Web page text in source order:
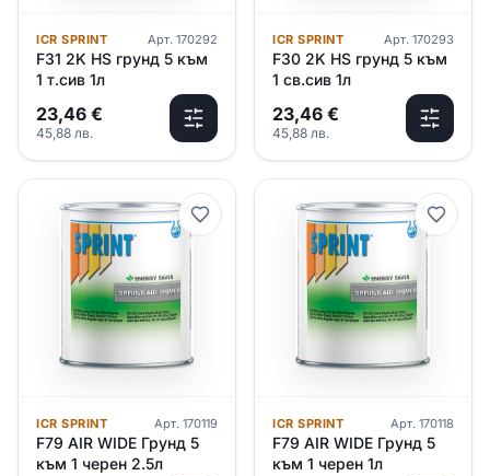
ICR SPRINT Арт. 170292
F31 2K HS грунд 5 към
1 т.сив 1л
23,46 €
45,88 лв.
ICR SPRINT Арт. 170293
F30 2K HS грунд 5 към
1 св.сив 1л
23,46 €
45,88 лв.
ICR SPRINT Арт. 170119
F79 AIR WIDE Грунд 5
към 1 черен 2.5л
ICR SPRINT Арт. 170118
F79 AIR WIDE Грунд 5
към 1 черен 1л